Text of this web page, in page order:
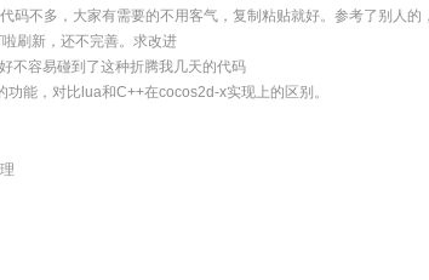
码不多，大家有需要的不用客气，复制粘贴就好。参考了别人的
刷新，还不完善。求改进
不容易碰到了这种折腾我几天的代码
能，对比lua和C++在cocos2d-x实现上的区别。